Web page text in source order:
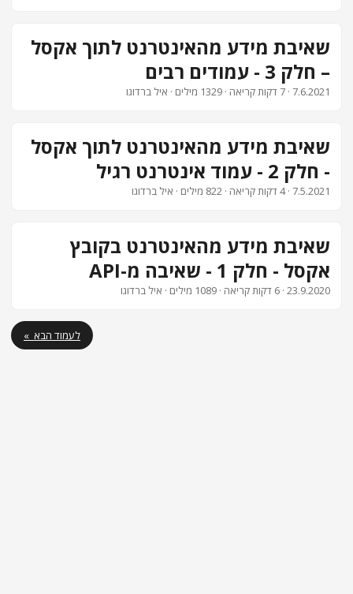
שאיבת מידע מהאינטרנט לתוך אקסל
– חלק 3 - עמודים רבים
7.6.2021 · 7 דקות קריאה · 1329 מילים · איל ברדוגו
שאיבת מידע מהאינטרנט לתוך אקסל
- חלק 2 - עמוד אינטרנט רגיל
7.5.2021 · 4 דקות קריאה · 822 מילים · איל ברדוגו
שאיבת מידע מהאינטרנט בקובץ
אקסל - חלק 1 - שאיבה מ-API
23.9.2020 · 6 דקות קריאה · 1089 מילים · איל ברדוגו
לעמוד הבא »